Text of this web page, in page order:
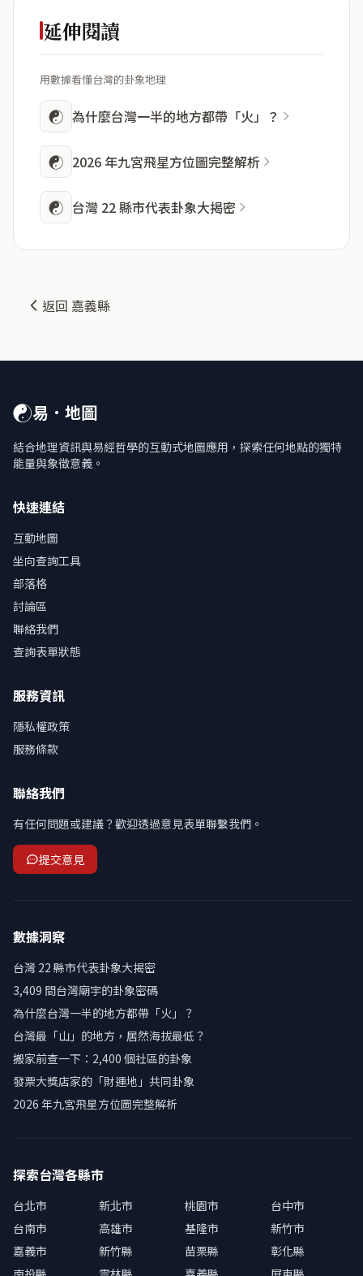
延伸閱讀
用數據看懂台灣的卦象地理
☯ 為什麼台灣一半的地方都帶「火」？
☯ 2026 年九宮飛星方位圖完整解析
☯ 台灣 22 縣市代表卦象大揭密
返回 嘉義縣
☯易．地圖
結合地理資訊與易經哲學的互動式地圖應用，探索任何地點的獨特
能量與象徵意義。
快速連結
互動地圖
坐向查詢工具
部落格
討論區
聯絡我們
查詢表單狀態
服務資訊
隱私權政策
服務條款
聯絡我們
有任何問題或建議？歡迎透過意見表單聯繫我們。
提交意見
數據洞察
台灣 22 縣市代表卦象大揭密
3,409 間台灣廟宇的卦象密碼
為什麼台灣一半的地方都帶「火」？
台灣最「山」的地方，居然海拔最低？
搬家前查一下：2,400 個社區的卦象
發票大獎店家的「財運地」共同卦象
2026 年九宮飛星方位圖完整解析
探索台灣各縣市
台北市 新北市 桃園市
台中市
台南市
高雄市 基隆市
新竹市
嘉義市
新竹縣 苗栗縣
彰化縣